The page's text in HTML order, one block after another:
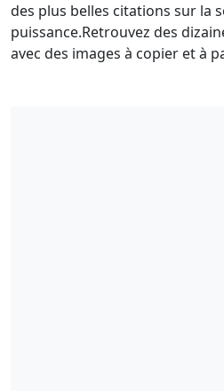
des plus belles citations sur la
puissance.Retrouvez des
avec des images à copier et à